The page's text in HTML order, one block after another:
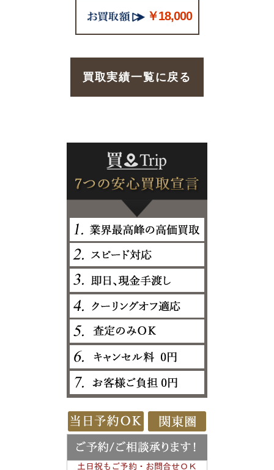
￥18,000
買取実績一覧に戻る